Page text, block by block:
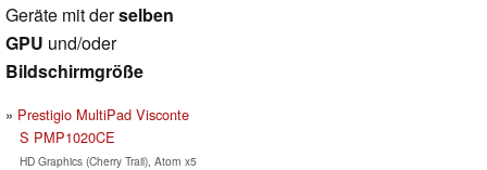
Geräte mit derselben
GPU und/oder
Bildschirmgröße
Prestigio MultiPad Visconte
S PMP1020CE
HD Graphics (Cherry Trail), Atom x5